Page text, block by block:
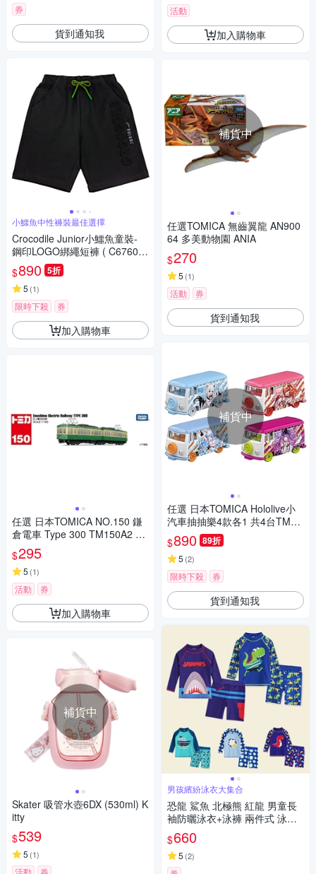
券
貨到通知我
小鱷魚中性褲裝最佳選擇
Crocodile Junior小鱷魚童裝-
鋼印LOGO綁繩短褲 ( C67603-
09 大碼款)
$890 5折
5 (1)
限時下殺 券
加入購物車
任選 日本TOMICA NO.150 鎌
倉電車 Type 300 TM150A2 多
美超長型小汽車 TAKARA TOM
Y
$295
5 (1)
活動 券
加入購物車
補貨中
Skater 吸管水壺6DX (530ml) K
itty
$539
5 (1)
活動
加入購物車
補貨中
任選TOMICA 無齒翼龍 AN900
64 多美動物園 ANIA
$270
5 (1)
活動 券
貨到通知我
補貨中
任選 日本TOMICA Hololive小
汽車抽抽樂4款各1 共4台TM93
413 TAKARA TOMY
$890 89折
5 (2)
限時下殺 券
貨到通知我
男孩繽紛泳衣大集合
恐龍 鯊魚 北極熊 紅龍 男童長
袖防曬泳衣+泳褲 兩件式 泳裝
橘魔法 泳褲 兒童 水母衣 防曬
玩水【BB9756】
$660
5 (2)